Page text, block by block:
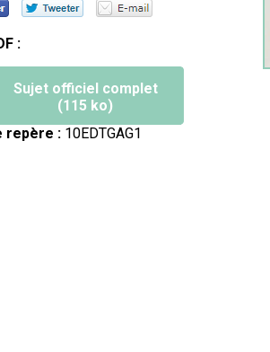
:
Sujet officiel complet
(115 ko)
repère :10EDTGAG1